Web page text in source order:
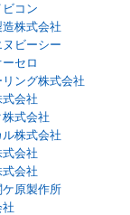
コン
株式会社
ビーシー
セロ
ング株式会社
式会社
株式会社
株式会社
会社
会社
原製作所
社